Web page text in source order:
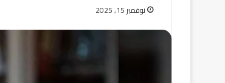
نوفمبر 15, 2025